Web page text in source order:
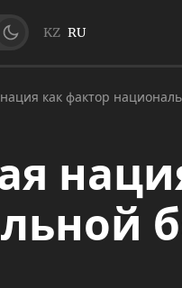
KZ RU
как фактор